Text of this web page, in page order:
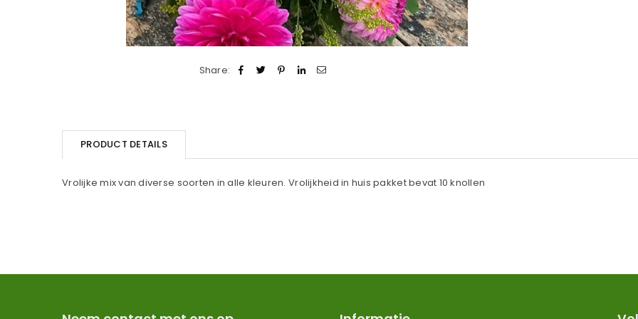
Share:
PRODUCT DETAILS
Vrolijke mix van diverse soorten in alle kleuren. Vrolijkheid in huis pakket bevat 10 knollen